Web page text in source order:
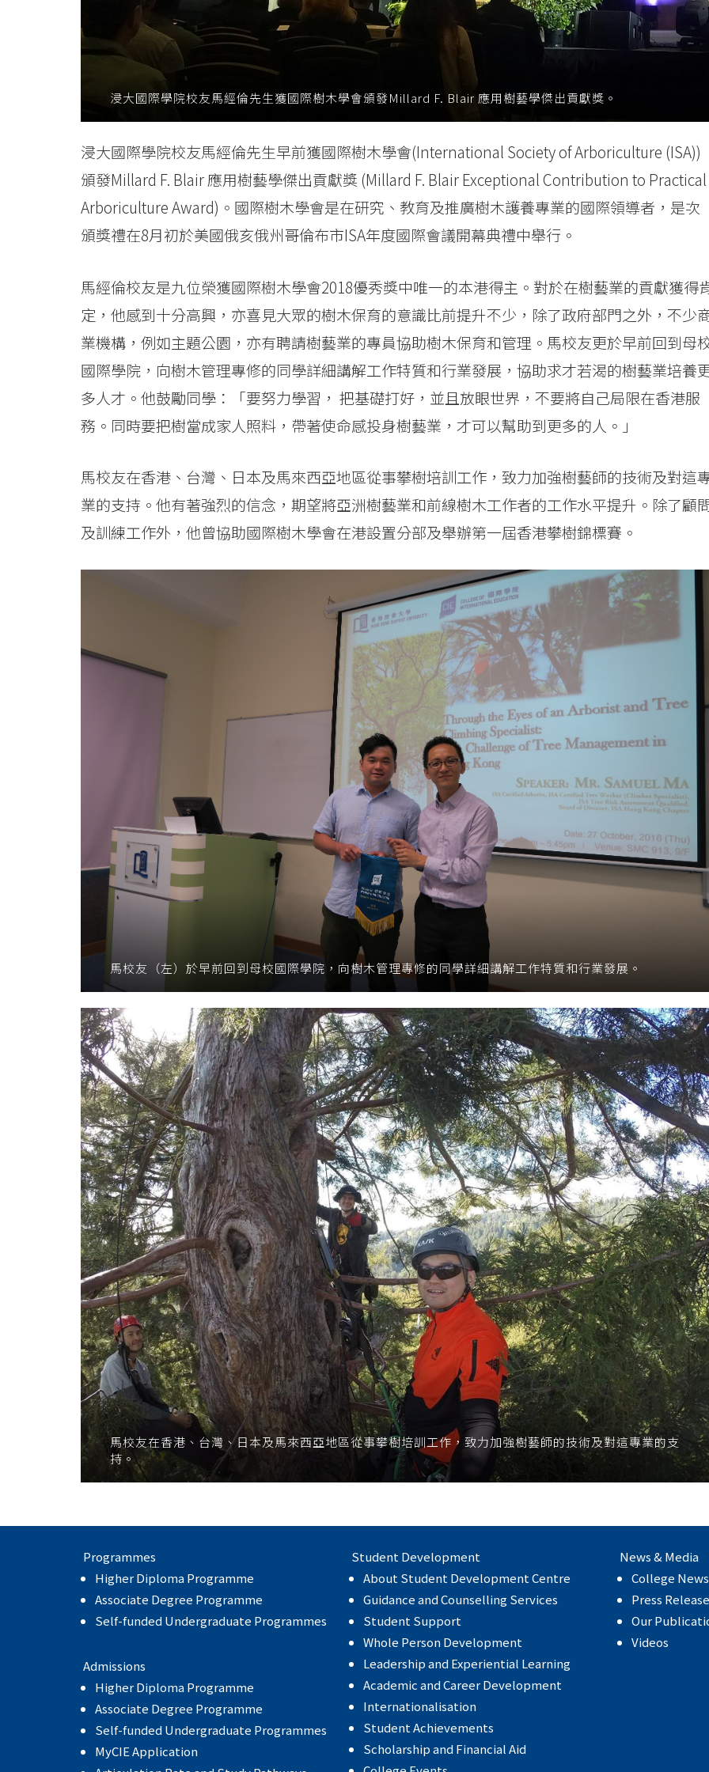
University
浸大國際學院校友馬經倫先生獲國際樹木學會頒發Millard F. Blair 應用樹藝學傑出貢獻獎。
浸大國際學院校友馬經倫先生早前獲國際樹木學會(International Society of Arboriculture (ISA))
頒發Millard F. Blair 應用樹藝學傑出貢獻獎 (Millard F. Blair Exceptional Contribution to Practical
Arboriculture Award)。國際樹木學會是在研究、教育及推廣樹木護養專業的國際領導者，是次
頒獎禮在8月初於美國俄亥俄州哥倫布市ISA年度國際會議開幕典禮中舉行。
馬經倫校友是九位榮獲國際樹木學會2018優秀獎中唯一的本港得主。對於在樹藝業的貢獻獲得
定，他感到十分高興，亦喜見大眾的樹木保育的意識比前提升不少，除了政府部門之外，不少
業機構，例如主題公園，亦有聘請樹藝業的專員協助樹木保育和管理。馬校友更於早前回到母
國際學院，向樹木管理專修的同學詳細講解工作特質和行業發展，協助求才若渴的樹藝業培養
多人才。他鼓勵同學：「要努力學習， 把基礎打好，並且放眼世界，不要將自己局限在香港服
務。同時要把樹當成家人照料，帶著使命感投身樹藝業，才可以幫助到更多的人。」
馬校友在香港、台灣、日本及馬來西亞地區從事攀樹培訓工作，致力加強樹藝師的技術及對這
業的支持。他有著強烈的信念，期望將亞洲樹藝業和前線樹木工作者的工作水平提升。除了顧
及訓練工作外，他曾協助國際樹木學會在港設置分部及舉辦第一屆香港攀樹錦標賽。
馬校友（左）於早前回到母校國際學院，向樹木管理專修的同學詳細講解工作特質和行業發展。
馬校友在香港、台灣、日本及馬來西亞地區從事攀樹培訓工作，致力加強樹藝師的技術及對這專業的支
持。
Programmes
Higher Diploma Programme
Associate Degree Programme
Self-funded Undergraduate Programmes
Admissions
Higher Diploma Programme
Associate Degree Programme
Self-funded Undergraduate Programmes
MyCIE Application
Student Development
About Student Development Centre
Guidance and Counselling Services
Student Support
Whole Person Development
Leadership and Experiential Learning
Academic and Career Development
Internationalisation
Student Achievements
Scholarship and Financial Aid
News & Media
College News
Press Release
Our
Videos